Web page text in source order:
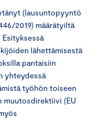
(lausuntopyyntö
2019) määrätyiltä
lähettämisestä
pantaisiin
yhteydessä
työhön toiseen
muutosdirektiivi (EU